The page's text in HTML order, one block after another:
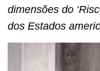
dimensões do
dos Estados